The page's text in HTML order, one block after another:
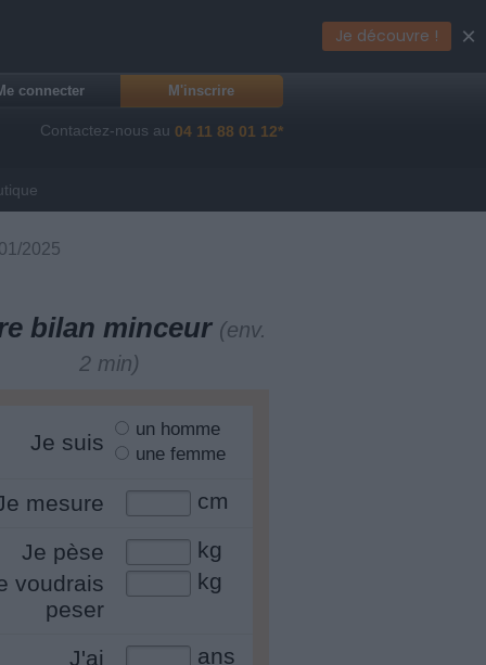
connecter M'inscrire
Contactez-nous au 04 11 88 01 12*
2025
bilan minceur (env.
2 min)
Je suis
un homme
une femme
mesure cm
Je pèse
kg
voudrais
peser
kg
J'ai ans
Je découvre ! ×